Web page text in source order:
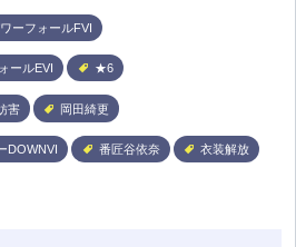
ーフォールFVI
ールEVI ★6
害 岡田綺更
DOWNVI 番匠谷依奈 衣装解放